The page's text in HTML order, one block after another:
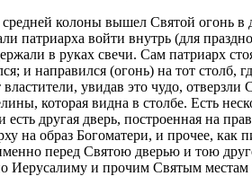
колоны вышел Святой огонь в
патриарха войти внутрь (для
в руках свечи. Сам патриарх
и направился (огонь) на тот столб,
увидав это чудо,
которая видна в столбе. Есть
другая дверь, построенная на
на образ Богоматери, и прочее,
перед Святою дверью и тою
и прочим Святым